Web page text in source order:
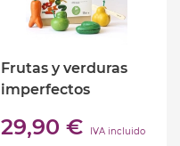
Frutas y verduras
imperfectos
29,90 € IVA incluido